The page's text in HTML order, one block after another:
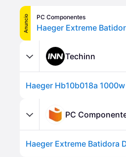
Anuncio PC Componentes
Haeger Extreme
Techinn
PC
Haeger Extreme Batidora